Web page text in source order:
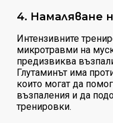
4. Намаляване
Интензивните
микротравми на
предизвиква
Глутаминът има
които могат да
възпаления и да
тренировки.